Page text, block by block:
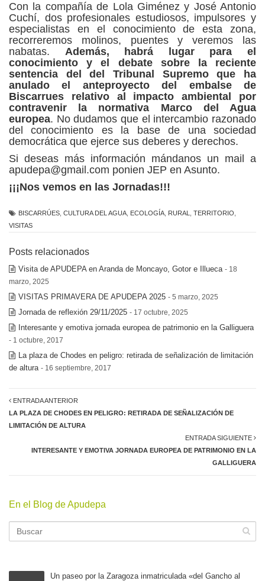
Con la compañía de Lola Giménez y José Antonio
Cuchí, dos profesionales estudiosos, impulsores y
especialistas en el conocimiento de esta zona,
recorreremos molinos, puentes y veremos las
nabatas. Además, habrá lugar para el
conocimiento y el debate sobre la reciente
sentencia del del Tribunal Supremo que ha
anulado el anteproyecto del embalse de
Biscarrues relativo al impacto ambiental por
contravenir la normativa Marco del Agua
europea. No dudamos que el intercambio razonado
del conocimiento es la base de una sociedad
democrática que ejerce sus deberes y derechos.
Si deseas más información mándanos un mail a
apudepa@gmail.com ponien JEP en Asunto.
¡¡¡Nos vemos en las Jornadas!!!
BISCARRÚES CULTURA DEL AGUA ECOLOGÍA RURAL TERRITORIO
VISITAS
Posts relacionados
Visita de APUDEPA en Aranda de Moncayo, Gotor e Illueca - 18
marzo, 2025
VISITAS PRIMAVERA DE APUDEPA 2025 - 5 marzo, 2025
Jornada de reflexión 29/11/2025 - 17 octubre, 2025
Interesante y emotiva jornada europea de patrimonio en la Galliguera
- 1 octubre, 2017
La plaza de Chodes en peligro: retirada de señalización de limitación
de altura - 16 septiembre, 2017
ENTRADA ANTERIOR
LA PLAZA DE CHODES EN PELIGRO: RETIRADA DE SEÑALIZACIÓN DE
LIMITACIÓN DE ALTURA
ENTRADA SIGUIENTE
INTERESANTE Y EMOTIVA JORNADA EUROPEA DE PATRIMONIO EN LA
GALLIGUERA
En el Blog de Apudepa
Un paseo por la Zaragoza inmatriculada «del Gancho al